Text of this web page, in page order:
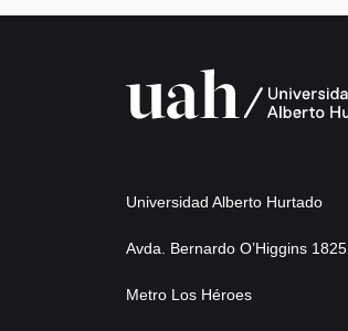
Universidad Alberto Hurtado
Avda. Bernardo O’Higgins 1825
Metro Los Héroes